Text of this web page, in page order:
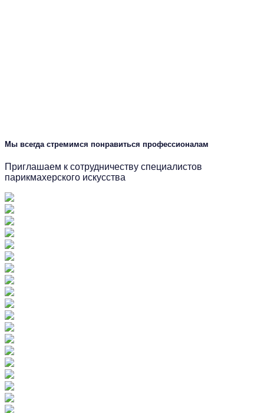
Мы всегда стремимся понравиться профессионалам
Приглашаем к сотрудничеству специалистов
парикмахерского искусства